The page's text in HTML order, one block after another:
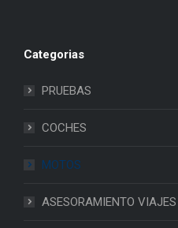
Categorias
PRUEBAS
COCHES
MOTOS
ASESORAMIENTO VIAJES